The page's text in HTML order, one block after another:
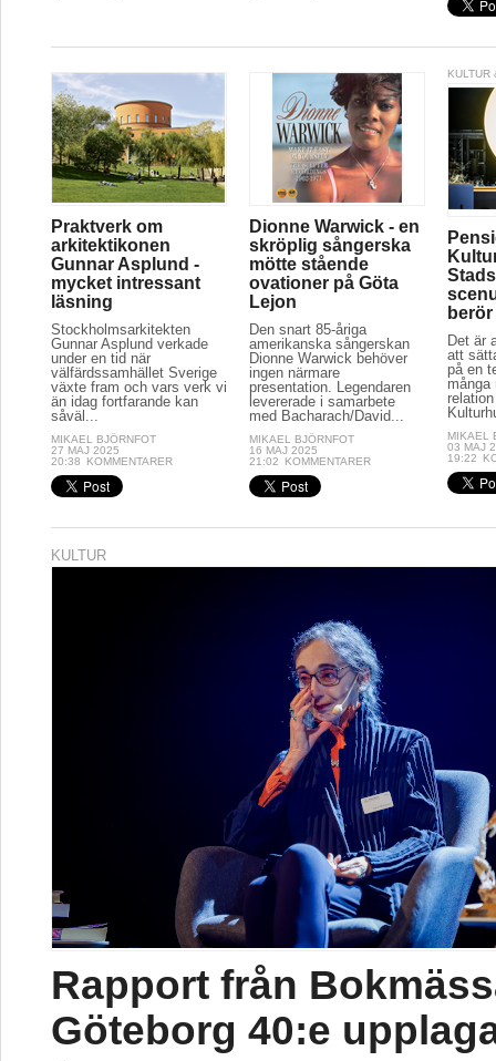
Praktverk om
arkitektikonen
Gunnar Asplund -
mycket intressant
läsning
Stockholmsarkitekten
Gunnar Asplund verkade
under en tid när
välfärdssamhället Sverige
växte fram och vars verk vi
än idag fortfarande kan
såväl...
MIKAEL BJÖRNFOT
27 MAJ 2025
20:38
KOMMENTARER
Dionne Warwick - en
skröplig sångerska
mötte stående
ovationer på Göta
Lejon
Den snart 85-åriga
amerikanska sångerskan
Dionne Warwick behöver
ingen närmare
presentation. Legendaren
levererade i samarbete
med Bacharach/David...
MIKAEL BJÖRNFOT
16 MAJ 2025
21:02
KOMMENTARER
KULTUR
berör
Det är
att
på en
många
MIKAEL
03 MAJ
19:22
KULTUR
Rapport från
Göteborg 40:e